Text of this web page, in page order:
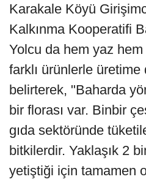
Karakale Köyü
Kalkınma Kooperatifi
Yolcu da hem yaz
farklı ürünlerle
belirterek, "Baharda
bir florası var. Binbir
gıda sektöründe
bitkilerdir. Yaklaşık 2
yetiştiği için tamamen